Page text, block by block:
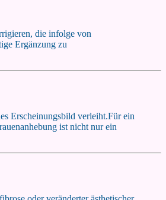
die infolge von
Ergänzung zu
Erscheinungsbild verleiht.Für ein
ist nicht nur ein